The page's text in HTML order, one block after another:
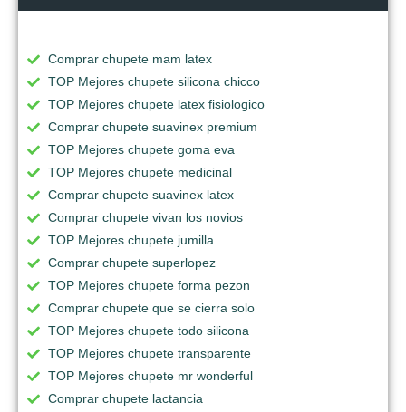
Comprar chupete mam latex
TOP Mejores chupete silicona chicco
TOP Mejores chupete latex fisiologico
Comprar chupete suavinex premium
TOP Mejores chupete goma eva
TOP Mejores chupete medicinal
Comprar chupete suavinex latex
Comprar chupete vivan los novios
TOP Mejores chupete jumilla
Comprar chupete superlopez
TOP Mejores chupete forma pezon
Comprar chupete que se cierra solo
TOP Mejores chupete todo silicona
TOP Mejores chupete transparente
TOP Mejores chupete mr wonderful
Comprar chupete lactancia